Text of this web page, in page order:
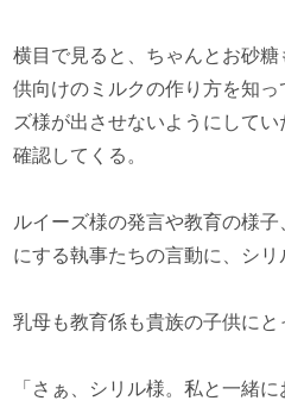
横目で見ると、ちゃんとお砂
供向けのミルクの作り方を知
ズ様が出させないようにして
確認してくる。
ルイーズ様の発言や教育の様
にする執事たちの言動に、シリ
乳母も教育係も貴族の子供にと
「さぁ、シリル様。私と一緒